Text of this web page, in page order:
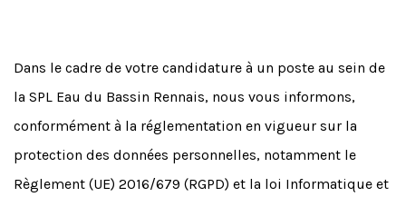
Dans le cadre de votre candidature à un poste au sein de
la SPL Eau du Bassin Rennais, nous vous informons,
conformément à la réglementation en vigueur sur la
protection des données personnelles, notamment le
Règlement (UE) 2016/679 (RGPD) et la loi Informatique et